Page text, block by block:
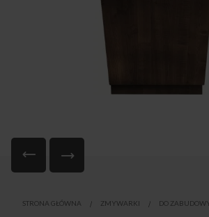
początek
STRONA GŁÓWNA ZMYWARKI DO